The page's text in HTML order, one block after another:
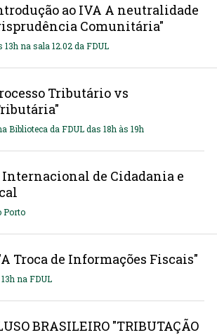
ao IVA A neutralidade
Comunitária"
13h na sala 12.02 da FDUL
Tributário vs
Biblioteca da FDUL das 18h às 19h
Internacional de Cidadania e
Porto
Troca de Informações Fiscais"
na FDUL
BRASILEIRO "TRIBUTAÇÃO